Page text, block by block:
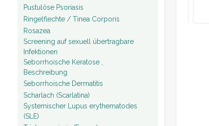
Pustulöse Psoriasis
Ringelflechte / Tinea Corporis
Rosazea
Screening auf sexuell übertragbare
Infektionen
Seborrhoische Keratose ,
Beschreibung
Seborrhoische Dermatitis
Scharlach (Scarlatina)
Systemischer Lupus erythematodes
(SLE)